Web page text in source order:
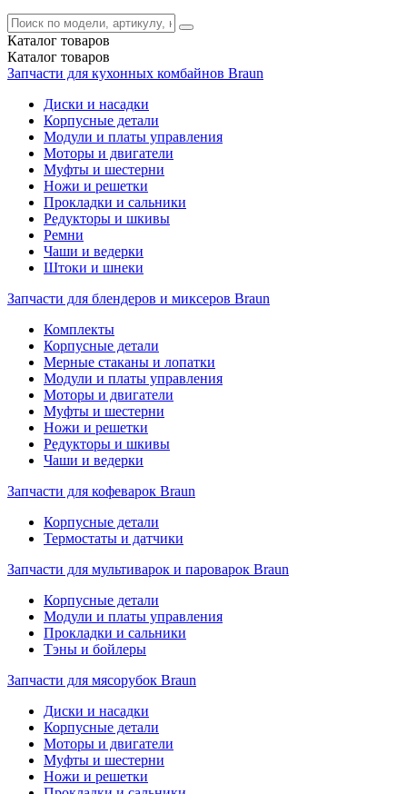
Каталог товаров
Каталог товаров
Запчасти для кухонных комбайнов Braun
Диски и насадки
Корпусные детали
Модули и платы управления
Моторы и двигатели
Муфты и шестерни
Ножи и решетки
Прокладки и сальники
Редукторы и шкивы
Ремни
Чаши и ведерки
Штоки и шнеки
Запчасти для блендеров и миксеров Braun
Комплекты
Корпусные детали
Мерные стаканы и лопатки
Модули и платы управления
Моторы и двигатели
Муфты и шестерни
Ножи и решетки
Редукторы и шкивы
Чаши и ведерки
Запчасти для кофеварок Braun
Корпусные детали
Термостаты и датчики
Запчасти для мультиварок и пароварок Braun
Корпусные детали
Модули и платы управления
Прокладки и сальники
Тэны и бойлеры
Запчасти для мясорубок Braun
Диски и насадки
Корпусные детали
Моторы и двигатели
Муфты и шестерни
Ножи и решетки